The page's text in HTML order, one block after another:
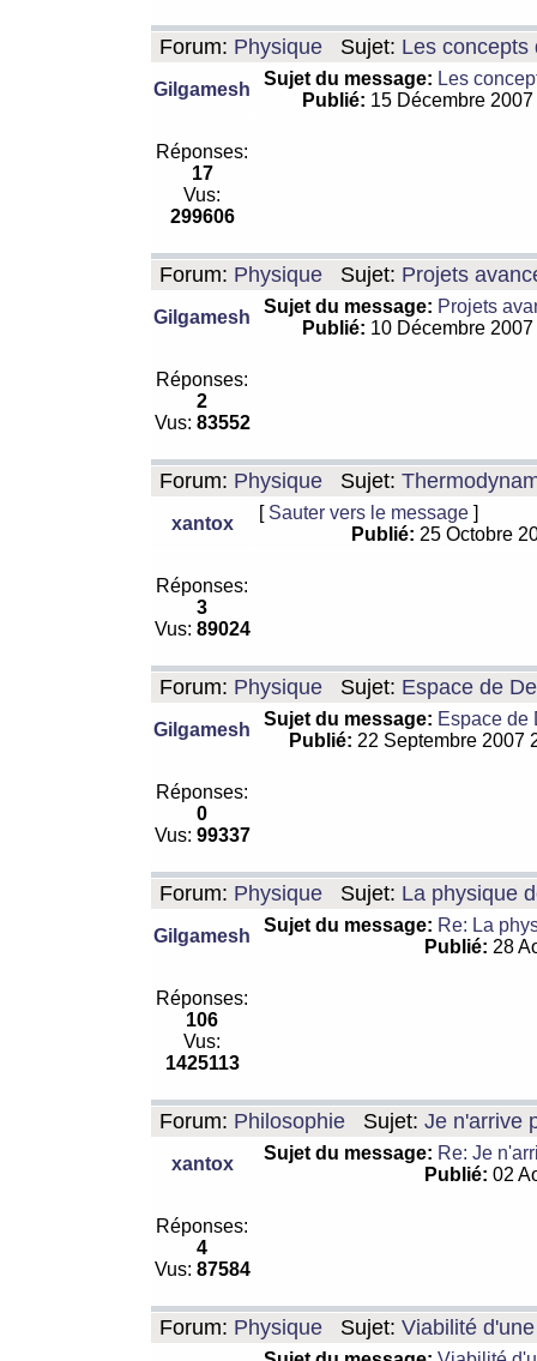
Forum: Physique Sujet: Les concepts
Gilgamesh
Sujet du message: Les
Publié: 15 Décembre
Réponses:
17
Vus:
299606
Forum: Physique Sujet: Projets
Gilgamesh
Sujet du message: Projets
Publié: 10 Décembre
Réponses:
2
Vus: 83552
Forum: Physique Sujet:
xantox
[ Sauter vers le message ]
Publié: 25 Octobre
Réponses:
3
Vus: 89024
Forum: Physique Sujet: Espace de
Gilgamesh
Sujet du message: Espace de
Publié: 22 Septembre 2007
Réponses:
0
Vus: 99337
Forum: Physique Sujet: La physique
Gilgamesh
Sujet du message: Re: La
Publié: 28
Réponses:
106
Vus:
1425113
Forum: Philosophie Sujet: Je n'arrive
xantox
Sujet du message: Re: Je
Publié: 02
Réponses:
4
Vus: 87584
Forum: Physique Sujet: Viabilité